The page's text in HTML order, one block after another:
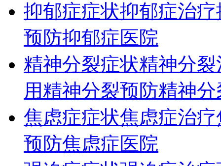
抑郁症症状抑郁症治疗
预防抑郁症医院
精神分裂症状精神分裂
用精神分裂预防精神
焦虑症症状焦虑症治疗
预防焦虑症医院